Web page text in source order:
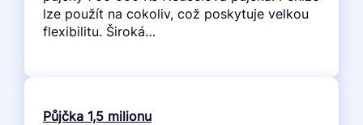
lze použít na cokoliv, což poskytuje velkou
flexibilitu. Široká…
Půjčka 1,5 milionu